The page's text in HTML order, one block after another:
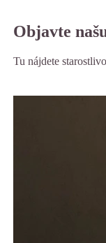
Objavte
Tu nájdete